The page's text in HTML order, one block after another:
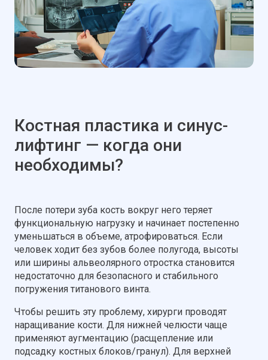
Костная пластика и синус-
лифтинг — когда они
необходимы?
После потери зуба кость вокруг него теряет
функциональную нагрузку и начинает постепенно
уменьшаться в объеме, атрофироваться. Если
человек ходит без зубов более полугода, высоты
или ширины альвеолярного отростка становится
недостаточно для безопасного и стабильного
погружения титанового винта.
Чтобы решить эту проблему, хирурги проводят
наращивание кости. Для нижней челюсти чаще
применяют аугментацию (расщепление или
подсадку костных блоков/гранул). Для верхней